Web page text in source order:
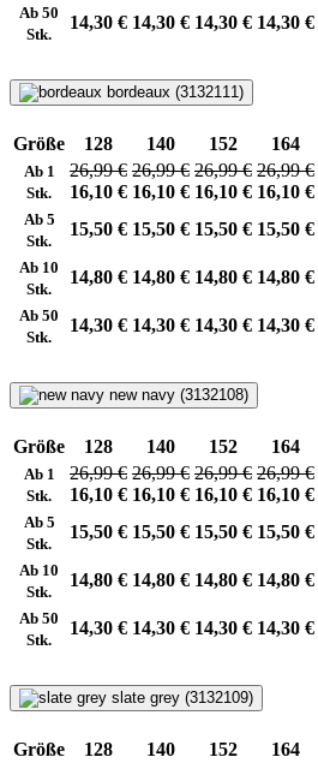
Ab 50
Stk.
14,30 € 14,30 € 14,30 € 14,30 €
bordeaux (3132111)
Größe 128 140 152 164
Ab 1
Stk.
26,99 €
16,10 €
26,99 €
16,10 €
26,99 €
16,10 €
26,99 €
16,10 €
Ab 5
Stk.
15,50 € 15,50 € 15,50 € 15,50 €
Ab 10
Stk.
14,80 € 14,80 € 14,80 € 14,80 €
Ab 50
Stk.
14,30 € 14,30 € 14,30 € 14,30 €
new navy (3132108)
Größe 128 140 152 164
Ab 1
Stk.
26,99 €
16,10 €
26,99 €
16,10 €
26,99 €
16,10 €
26,99 €
16,10 €
Ab 5
Stk.
15,50 € 15,50 € 15,50 € 15,50 €
Ab 10
Stk.
14,80 € 14,80 € 14,80 € 14,80 €
Ab 50
Stk.
14,30 € 14,30 € 14,30 € 14,30 €
slate grey (3132109)
Größe 128 140 152 164